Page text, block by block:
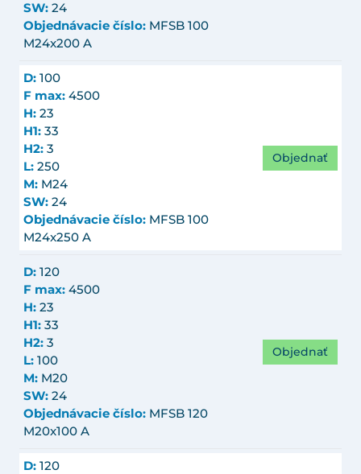
SW: 24
Objednávacie číslo: MFSB 100
M24x200 A
D: 100
F max: 4500
H: 23
H1: 33
H2: 3
L: 250
M: M24
SW: 24
Objednávacie číslo: MFSB 100
M24x250 A
Objednať
D: 120
F max: 4500
H: 23
H1: 33
H2: 3
L: 100
M: M20
SW: 24
Objednávacie číslo: MFSB 120
M20x100 A
Objednať
D: 120